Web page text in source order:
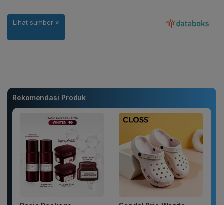
Rekomendasi Produk